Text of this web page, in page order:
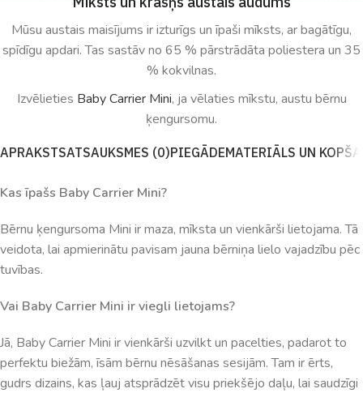
Mūsu austais maisījums ir izturīgs un īpaši mīksts, ar bagātīgu,
spīdīgu apdari. Tas sastāv no 65 % pārstrādāta poliestera un 35
% kokvilnas.
Izvēlieties Baby Carrier Mini, ja vēlaties mīkstu, austu bērnu
ķengursomu.
APRAKSTSATSAUKSMES (0)PIEGĀDEMATERIĀLS UN
Kas īpašs Baby Carrier Mini?
Bērnu ķengursoma Mini irmaza, mīksta un vienkārši lietojama. Tā
veidota, lai apmierinātu pavisam jauna bērniņa lielo vajadzību pēc
tuvības.
Vai Baby Carrier Mini irviegli lietojams?
Jā, BabyCarrier Mini irvienkārši uzvilktun pacelties, padarotto
perfektu biežām, īsām bērnu nēsāšanas sesijām. Tam irērts,
gudrs dizains, kas ļauj atsprādzētvisu priekšējo daļu, lai saudzīgi